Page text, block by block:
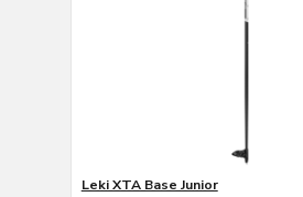
Leki XTA Base Junior